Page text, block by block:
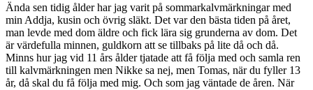
Ända sen tidig ålder har jag varit på sommarkalvmärkningar med
min Addja, kusin och övrig släkt. Det var den bästa tiden på året,
man levde med dom äldre och fick lära sig grunderna av dom. Det
är värdefulla minnen, guldkorn att se tillbaks på lite då och då.
Minns hur jag vid 11 års ålder tjatade att få följa med och samla ren
till kalvmärkningen men Nikke sa nej, men Tomas, när du fyller 13
år, då skal du få följa med mig. Och som jag väntade de åren. När